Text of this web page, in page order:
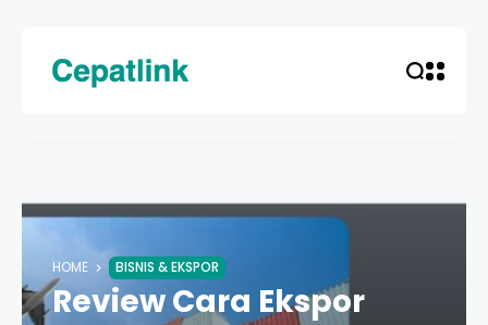
HOME BISNIS & EKSPOR
Review Cara Ekspor